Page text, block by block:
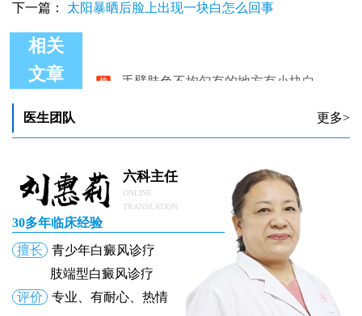
下一篇： 太阳暴晒后脸上出现一块白怎么回事
相关
文章
手臂肤色不均匀有的发白是白癜风吗
医生团队 更多>
六科主任
ONLINE
TRANSLATION
30多年临床经验
擅长
青少年白癜风诊疗
肢端型白癜风诊疗
评价
专业、有耐心、热情